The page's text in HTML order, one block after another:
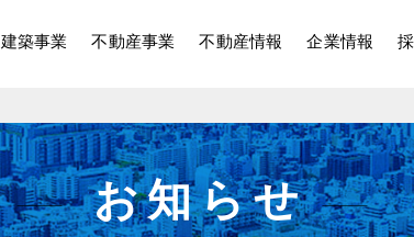
建築事業 不動産事業 不動産情報 企業情報
お知らせ